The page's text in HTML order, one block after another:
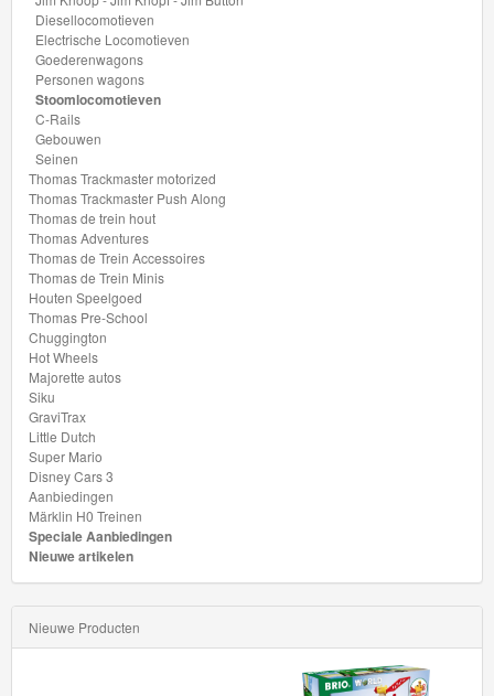
Trein
Minis
Houten
Speelgoed
Thomas
Pre-
School
Chuggington
Hot
Wheels
Majorette
autos
Siku
GraviTrax
Little
Dutch
Diesellocomotieven
Electrische Locomotieven
Goederenwagons
Personen wagons
Stoomlocomotieven
C-Rails
Gebouwen
Seinen
Thomas Trackmaster motorized
Thomas Trackmaster Push Along
Thomas de trein hout
Thomas Adventures
Thomas de Trein Accessoires
Thomas de Trein Minis
Houten Speelgoed
Thomas Pre-School
Chuggington
Hot Wheels
Majorette autos
Siku
GraviTrax
Little Dutch
Super Mario
Disney Cars 3
Aanbiedingen
Märklin H0 Treinen
Speciale Aanbiedingen
Nieuwe artikelen
Nieuwe Producten